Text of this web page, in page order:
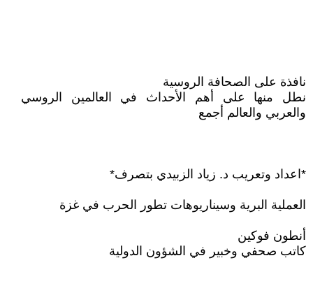
نافذة على الصحافة الروسية
نطل منها على أهم الأحداث في العالمين الروسي
والعربي والعالم أجمع
*اعداد وتعريب د. زياد الزبيدي بتصرف*
العملية البرية وسيناريوهات تطور الحرب في غزة
أنطون فوكين
كاتب صحفي وخبير في الشؤون الدولية